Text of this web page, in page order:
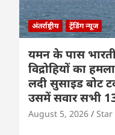
अंतर्राष्ट्रीय ट्रेंडिंग न्यूज
यमन के पास
विद्रोहियों का
लदी सुसाइड बोट
उसमें सवार सभी
August 5, 2026 Star